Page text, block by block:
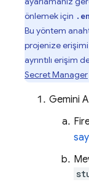
önlemek için
Bu yöntem
projenize
ayrıntılı erişim
Secret Manager
Gemini